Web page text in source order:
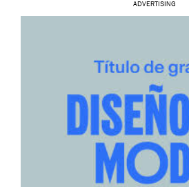
ADVERTISING